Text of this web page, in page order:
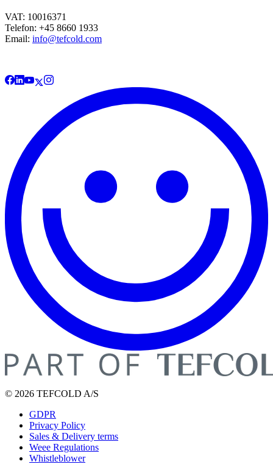
VAT: 10016371
Telefon: +45 8660 1933
Email: info@tefcold.com
© 2026 TEFCOLD A/S
GDPR
Privacy Policy
Sales & Delivery terms
Weee Regulations
Whistleblower